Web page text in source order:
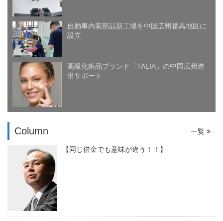
自動車内装部品新工場を中国広州番禺地区に
設立
高級化粧品ブランド「TALIA」の中国広州進
出サポート
Column
【同じ借金でも意味が違う！！】
一覧